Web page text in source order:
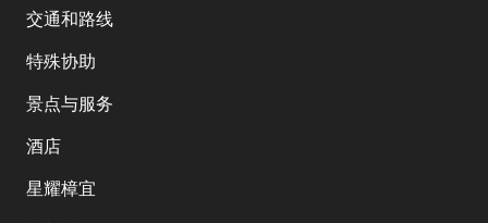
交通和路线
特殊协助
景点与服务
酒店
星耀樟宜